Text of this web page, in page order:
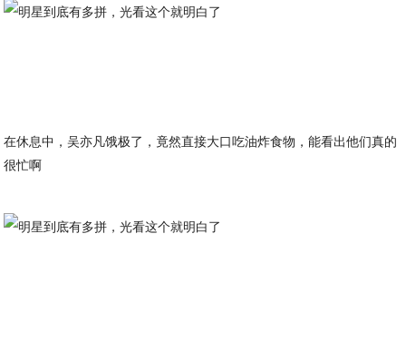
在休息中，吴亦凡饿极了，竟然直接大口吃油炸食物，能看出他们真的
很忙啊